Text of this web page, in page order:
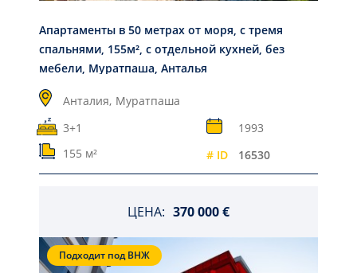
Апартаменты в 50 метрах от моря, с тремя
спальнями, 155м², с отдельной кухней, без
мебели, Муратпаша, Анталья
Анталия, Муратпаша
3+1
1993
155 м²
# ID 16530
ЦЕНА: 370 000 €
Подходит под ВНЖ